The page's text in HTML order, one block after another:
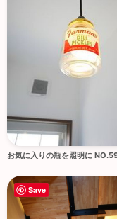
お気に入りの瓶を照明に
Save